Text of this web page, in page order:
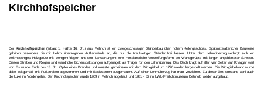
Kirchhofspeicher
Der Kirchhofspeicher(erbaut 1. Hälfte 16. Jh.) aus Mellrich ist ein zweigeschossiger Ständerbau über hohem Kellergeschoss. Spätmittelalterlicher Bauweise
gehören besonders die mit Lehm überzogenen Außenwände an, die nur die traufseitigen Ständer frei lassen. Unter dem Lehmüberzug verbirgt sich ein
weitmaschiges Holzgerüst mit wenigen Riegeln und den Schwertungen: eine mittelalterliche Versteifungsform der Wandgerüste mit langen angeblatteten Streben.
Diesen Streben und Riegeln sind wandhohe Eichenspaltstangen aufgenagelt als Träger für den Lehmüberzug. Das Dach kragt auf allen vier Seiten auf Knaggen weit
vor. Es wurde Ende des 18. Jh. Opfer eines Brandes und musste gemeinsam mit dem Rückgiebel um 1790 wieder hergestellt werden. Die Rückgiebelwand wurde
dabei zeitgemäß mit Fußstreben abgezimmert und mit Backsteinen ausgemauert. Auf einen Lehmüberzug hat man verzichtet. Zu dieser Zeit entstand wohl auch
die Luke im Vordergiebel. Der Kirchhofspeicher wurde 1969 in Mellrich abgebaut und 1981 - 82 im LWL-Freilichtmuseum Detmold wieder aufgebaut.